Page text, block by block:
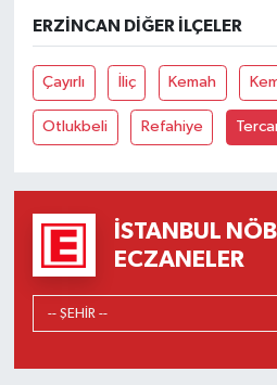
ERZINCAN DIĞER İLÇELER
Çayırlı İliç Kemah
Otlukbeli Refahiye
İSTANBUL
ECZANELER